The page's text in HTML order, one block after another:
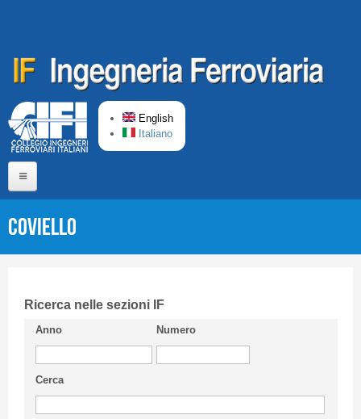
English
Italiano
Short presentation CIFI
Guideline
Privacy & Policy
COVIELLO
Ricerca nelle sezioni IF
Anno Numero
Cerca